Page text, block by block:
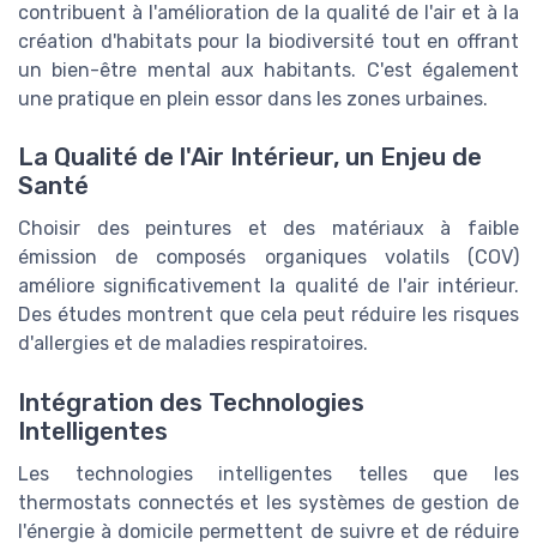
contribuent à l'amélioration de la qualité de l'air et à la
création d'habitats pour la biodiversité tout en offrant
un bien-être mental aux habitants. C'est également
une pratique en plein essor dans les zones urbaines.
La Qualité de l'Air Intérieur, un Enjeu de
Santé
Choisir des peintures et des matériaux à faible
émission de composés organiques volatils (COV)
améliore significativement la qualité de l'air intérieur.
Des études montrent que cela peut réduire les risques
d'allergies et de maladies respiratoires.
Intégration des Technologies
Intelligentes
Les technologies intelligentes telles que les
thermostats connectés et les systèmes de gestion de
l'énergie à domicile permettent de suivre et de réduire